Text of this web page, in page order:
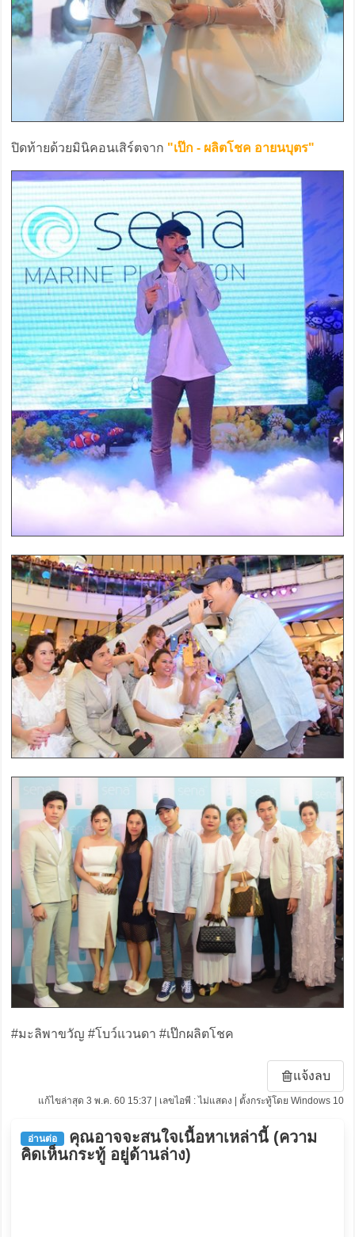
ปิดท้ายด้วยมินิคอนเสิร์ตจาก "เป๊ก - ผลิตโชค อายนบุตร"
#มะลิพาขวัญ #โบว์แวนดา #เป๊กผลิตโชค
แจ้งลบ
แก้ไขล่าสุด 3 พ.ค. 60 15:37 | เลขไอพี : ไม่แสดง | ตั้งกระทู้โดย Windows 10
อ่านต่อ
คุณอาจจะสนใจเนื้อหาเหล่านี้ (ความ
คิดเห็นกระทู้ อยู่ด้านล่าง)